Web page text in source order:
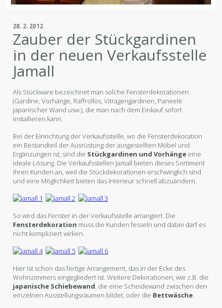
28. 2. 2012
Zauber der Stückgardinen
in der neuen Verkaufsstelle
Jamall
Als Stückware bezeichnet man solche Fensterdekorationen
(Gardine, Vorhänge, Raffrollos, Vitragengardinen, Paneele
japanischer Wand usw.), die man nach dem Einkauf sofort
installieren kann.
Bei der Einrichtung der Verkaufsstelle, wo die Fensterdekoration
ein Bestandteil der Ausrüstung der ausgestellten Möbel und
Ergänzungen ist, sind die Stückgardinen und Vorhänge eine
ideale Lösung. Die Verkaufsstellen Jamall bieten dieses Sortiment
ihren Kunden an, weil die Stückdekorationen erschwinglich sind
und eine Möglichkeit bieten das Interieur schnell abzuändern.
So wird das Fenster in der Verkaufsstelle arrangiert. Die
Fensterdekoration muss die Kunden fesseln und dabei darf es
nicht kompliziert wirken.
Hier ist schon das fertige Arrangement, das in der Ecke des
Wohnzimmers eingegliedert ist. Weitere Dekorationen, wie z.B. die
japanische Schiebewand, die eine Scheidewand zwischen den
einzelnen Ausstellungsräumen bildet, oder die Bettwäsche.